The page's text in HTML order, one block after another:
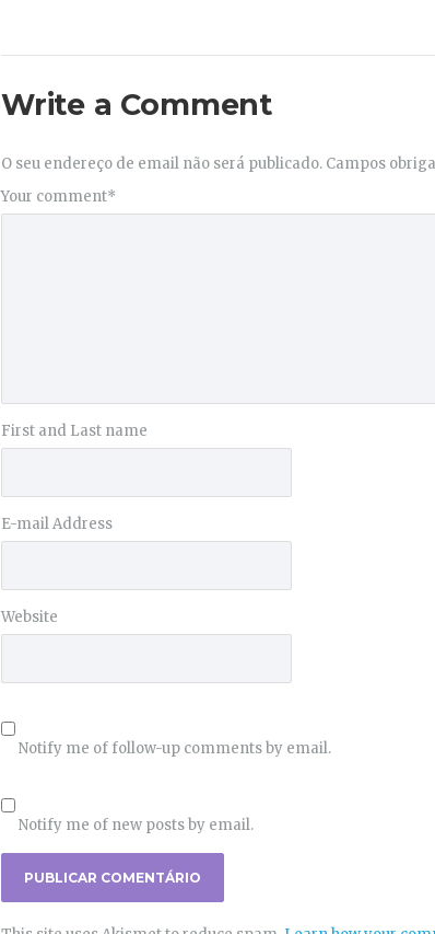
Write a Comment
O seu endereço de email não será publicado. Campos
Your comment*
First and Last name
E-mail Address
Website
Notify me of follow-up comments by email.
Notify me of new posts by email.